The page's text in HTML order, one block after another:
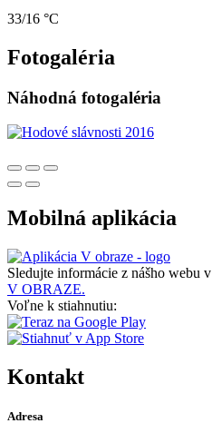
33/16 °C
Fotogaléria
Náhodná fotogaléria
Mobilná aplikácia
Sledujte informácie z nášho webu v
V OBRAZE.
Voľne k stiahnutiu:
Kontakt
Adresa